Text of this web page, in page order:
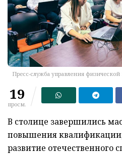
Пресс-служба управления
19
просм.
В столице завершились
повышения
развитие отечественного